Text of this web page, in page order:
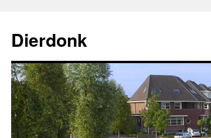
de
inhoud
Dierdonk